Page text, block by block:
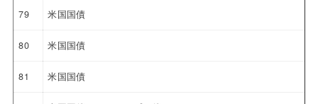
79 米国国債
80 米国国債
81 米国国債